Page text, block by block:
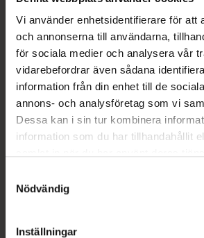
Vi använder enhetsidentifierare för att
och annonserna till användarna,
för sociala medier och analysera vår
vidarebefordrar även sådana
information från din enhet till de
annons- och analysföretag som vi
Dessa kan i sin tur kombinera
information som du har tillhandahållit
återkalla ditt samtycke via
cookieinställningar. Ett återkallat
lagligheten av behandling som skett
Nödvändig
Inställningar
09:00-18:00
Måndag 09:00 -18:00
Tisdag 09:00-18:00
Onsdag 09:00-18:00
Torsdag